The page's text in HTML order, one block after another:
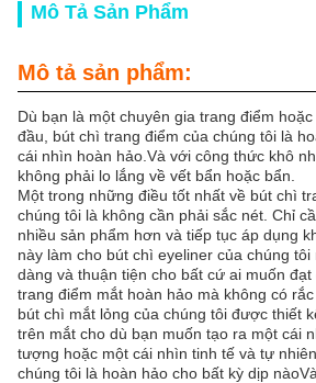
Mô Tả Sản Phẩm
Mô tả sản phẩm:
Dù bạn là một chuyên gia trang điểm
đầu, bút chì trang điểm của chúng tôi là
cái nhìn hoàn hảo.Và với công thức khô
không phải lo lắng về vết bẩn hoặc bẩn.
Một trong những điều tốt nhất về bút chì
chúng tôi là không cần phải sắc nét. Chỉ
nhiều sản phẩm hơn và tiếp tục áp dụng
này làm cho bút chì eyeliner của chúng
dàng và thuận tiện cho bất cứ ai muốn
trang điểm mắt hoàn hảo mà không có rắc
bút chì mắt lỏng của chúng tôi được thiết
trên mắt cho dù bạn muốn tạo ra một cái
tượng hoặc một cái nhìn tinh tế và tự
chúng tôi là hoàn hảo cho bất kỳ dịp